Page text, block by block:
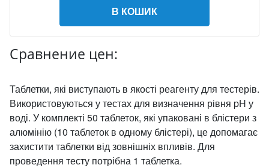
В КОШИК
Сравнение цен:
Таблетки, які виступають в якості реагенту для тестерів.
Використовуються у тестах для визначення рівня pH у
воді. У комплекті 50 таблеток, які упаковані в блістери з
алюмінію (10 таблеток в одному блістері), це допомагає
захистити таблетки від зовнішніх впливів. Для
проведення тесту потрібна 1 таблетка.